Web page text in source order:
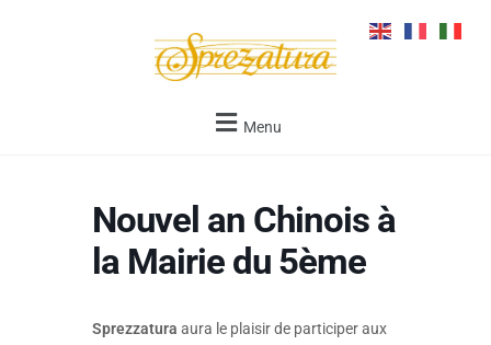
Menu
Nouvel an Chinois à
la Mairie du 5ème
Sprezzatura aura le plaisir de participer aux